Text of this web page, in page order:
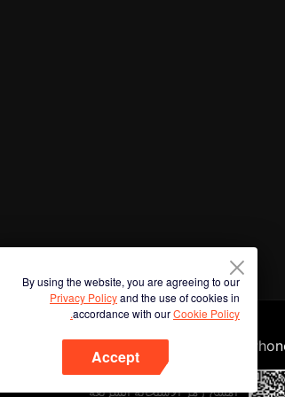
By using the website, you are agreeing to our
Privacy Policyand the use of cookies in
accordance with ourCookie Policy.
Accept
امسح رمز الاستجابة السريعة